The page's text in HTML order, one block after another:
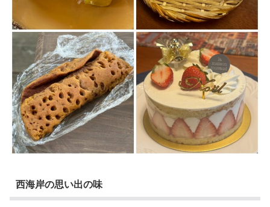
西海岸の思い出の味